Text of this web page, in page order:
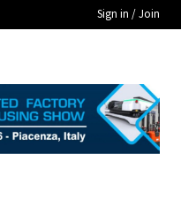
Sign in / Join